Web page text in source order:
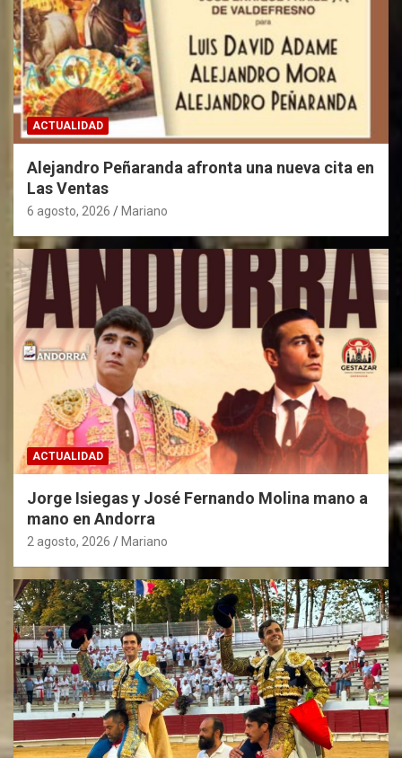
ACTUALIDAD
Alejandro Peñaranda afronta una nueva cita en
Las Ventas
6 agosto, 2026 Mariano
ACTUALIDAD
Jorge Isiegas y José Fernando Molina mano a
mano en Andorra
2 agosto, 2026 Mariano